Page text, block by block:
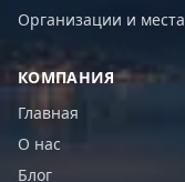
Организации и места
КОМПАНИЯ
Главная
О нас
Блог